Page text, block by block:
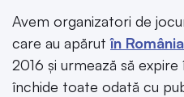
Avem organizatori de
care au apărutîn România
2016 și urmează să
închide toate odată cu